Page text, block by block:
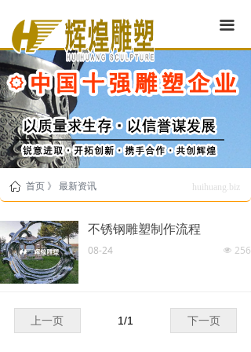
끀
ꀇ huihuang.biz
首页 》 最新资讯
不锈钢雕塑制作流程
넶 256
08-24
上一页 下一页
1/1